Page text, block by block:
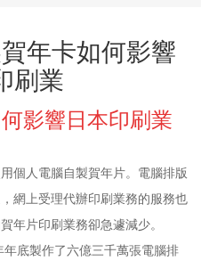
年卡如何影響
刷業
影響日本印刷業
個人電腦自製賀年片。電腦排版
網上受理代辦印刷業務的服務也
年片印刷業務卻急遽減少。
年底製作了六億三千萬張電腦排